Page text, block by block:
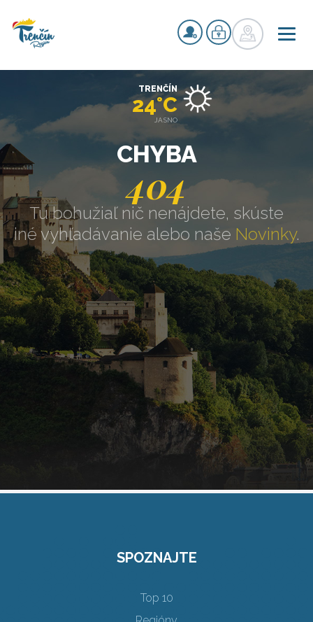
CHYBA
404
Tu bohužiaľ nič nenájdete, skúste
iné vyhľadávanie alebo naše Novinky.
TRENČÍN
24°C
JASNO
SPOZNAJTE
Top 10